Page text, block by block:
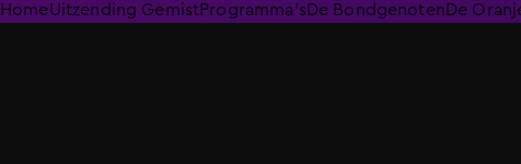
HomeUitzending GemistProgramma'sDe BondgenotenDe